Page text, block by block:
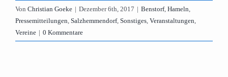
Von Christian Goeke | Dezember 6th, 2017 | Benstorf, Hameln,
Pressemitteilungen, Salzhemmendorf, Sonstiges, Veranstaltungen,
Vereine | 0 Kommentare